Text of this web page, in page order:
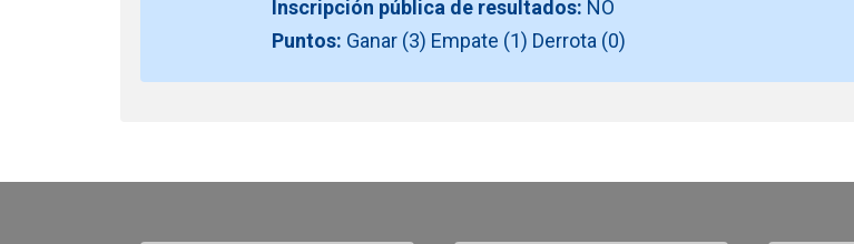
Inscripción pública de resultados: NO
Puntos: Ganar (3) Empate (1) Derrota (0)